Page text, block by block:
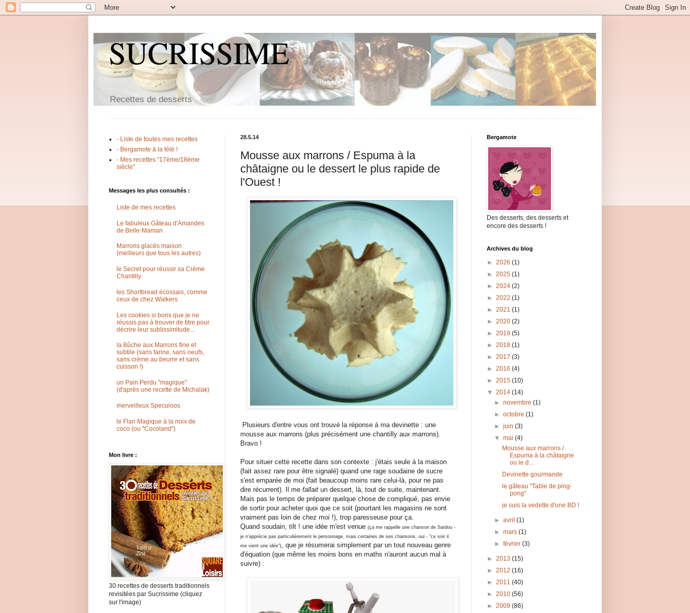
SUCRISSIME
Recettes de desserts
28.5.14
Mousse aux marrons / Espuma à la
châtaigne ou le dessert le plus rapide de
l'Ouest !
Plusieurs d'entre vous ont trouvé la réponse à ma devinette : une
mousse aux marrons (plus précisément une chantilly aux marrons).
Bravo !
Pour situer cette recette dans son contexte : j'étais seule à la maison
(fait assez rare pour être signalé) quand une rage soudaine de sucre
s'est emparée de moi (fait beaucoup moins rare celui-là, pour ne pas
dire récurrent). Il me fallait un dessert, là, tout de suite, maintenant.
Mais pas le temps de préparer quelque chose de compliqué, pas envie
de sortir pour acheter quoi que ce soit (pourtant les magasins ne sont
vraiment pas loin de chez moi !), trop paresseuse pour ça.
Quand soudain, tilt ! une idée m'est venue (ça me rappelle une chanson de Sardou -
je n'apprécie pas particulièrement le personnage, mais certaines de ses chansons, oui - "ce soir il
me vient une idée"), que je résumerai simplement par un tout nouveau genre
d'équation (que même les moins bons en maths n'auront aucun mal à
suivre) :
- Liste de toutes mes recettes
- Bergamote à la télé !
- Mes recettes "17ème/18ème
siècle"
Messages les plus consultés :
Liste de mes recettes
Le fabuleux Gâteau d'Amandes
de Belle-Maman
Marrons glacés maison
(meilleurs que tous les autres)
le Secret pour réussir sa Crème
Chantilly
les Shortbread écossais, comme
ceux de chez Walkers
Les cookies si bons que je ne
réussis pas à trouver de titre pour
décrire leur sublissimitude...
la Bûche aux Marrons fine et
subtile (sans farine, sans oeufs,
sans crème au beurre et sans
cuisson !)
un Pain Perdu "magique"
(d'après une recette de Michalak)
merveilleux Speculoos
le Flan Magique à la noix de
coco (ou "Cocoland")
Mon livre :
30 recettes de desserts traditionnels
revisitées par Sucrissime (cliquez
sur l'image)
Bergamote
Des desserts, des desserts et
encore des desserts !
Archives du blog
► 2026 (1)
► 2025 (1)
► 2024 (2)
► 2022 (1)
► 2021 (1)
► 2020 (2)
► 2019 (5)
► 2018 (1)
► 2017 (3)
► 2016 (4)
► 2015 (10)
▼ 2014 (14)
►novembre(1)
►octobre(1)
►juin(3)
▼mai(4)
Mousse aux marrons /
Espuma à la châtaigne
ou le d...
Devinette gourmande
le gâteau "Table de ping-
pong"
je suis la vedette d'une BD !
►avril(1)
►mars(1)
►février(3)
► 2013 (15)
► 2012 (16)
► 2011 (40)
► 2010 (56)
► 2009 (86)